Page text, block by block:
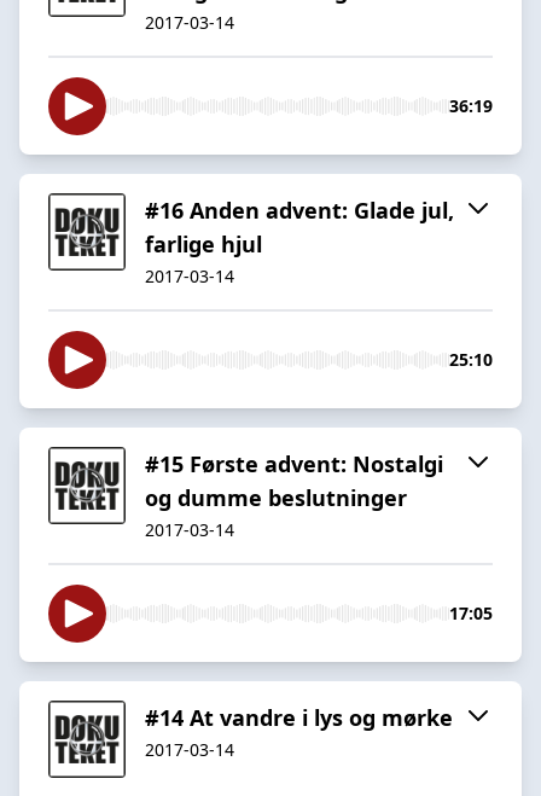
2017-03-14
36:19
#16 Anden advent: Glade jul,
farlige hjul
2017-03-14
25:10
#15 Første advent: Nostalgi
og dumme beslutninger
2017-03-14
17:05
#14 At vandre i lys og mørke
2017-03-14